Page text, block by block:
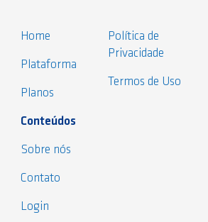
Home
Plataforma
Planos
Conteúdos
Sobre nós
Contato
Login
Política de
Privacidade
Termos de Uso